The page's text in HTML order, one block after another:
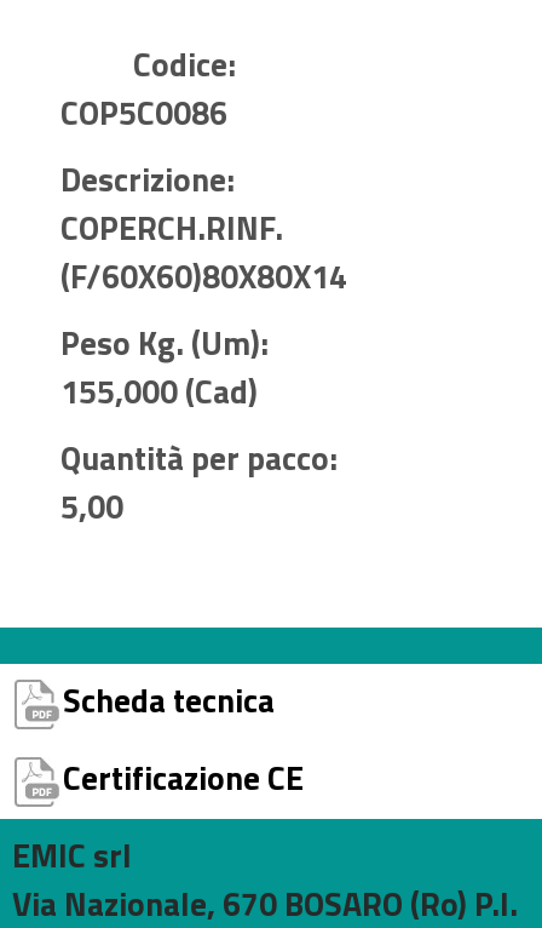
Codice:
COP5C0086
Descrizione:
COPERCH.RINF.
(F/60X60)80X80X14
Peso Kg. (Um):
155,000 (Cad)
Quantità per pacco:
5,00
Scheda tecnica
Certificazione CE
EMIC srl
Via Nazionale, 670 BOSARO (Ro) P.I.